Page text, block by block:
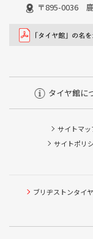
〒895-0036
タイヤ館に
サイトマッ
サイトポリ
ブリヂストンタイ
タイヤ点検・
ピット作業の